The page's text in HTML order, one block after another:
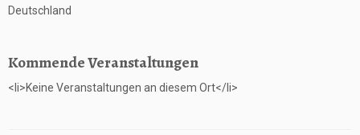
Deutschland
Kommende Veranstaltungen
<li>Keine Veranstaltungen an diesem Ort</li>